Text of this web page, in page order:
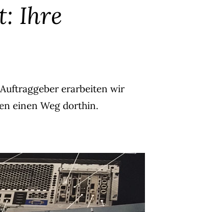
Ihre
erarbeiten wir
einen Weg dorthin.